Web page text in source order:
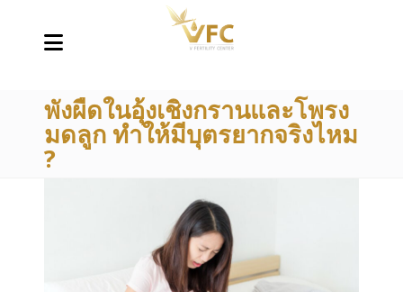
พังผืดในอุ้งเชิงกรานและโพรง
มดลูก ทำให้มีบุตรยากจริงไหม
?